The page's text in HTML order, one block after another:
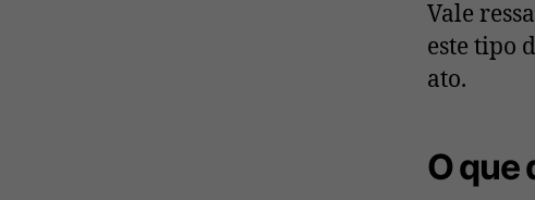
Vale
este tipo
ato.
O que